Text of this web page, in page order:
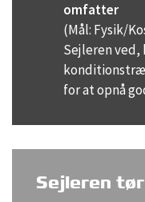
omfatter
(Mål: Fysik/
Sejleren
for at opnå
Sejleren